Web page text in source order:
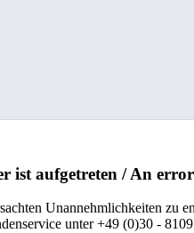
ist aufgetreten / An
Unannehmlichkeiten zu
unter +49 (0)30 -